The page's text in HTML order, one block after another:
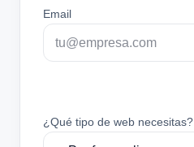
Email
¿Qué tipo de web necesitas?